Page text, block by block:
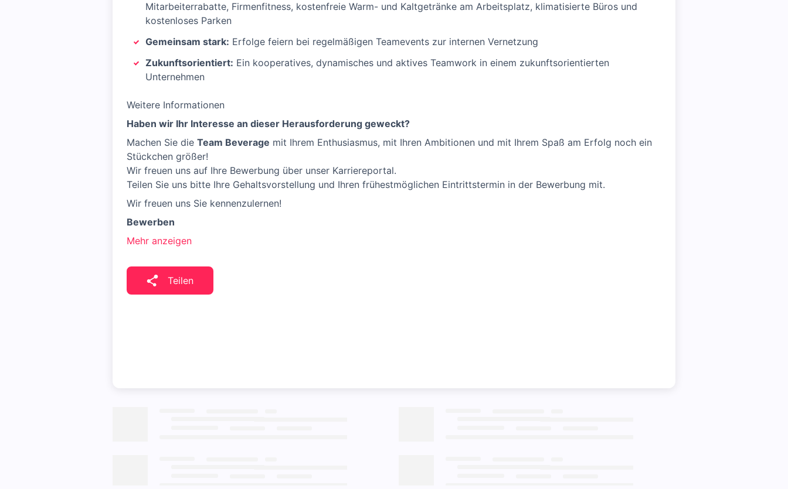
Mitarbeiterrabatte, Firmenfitness, kostenfreie Warm- und Kaltgetränke am Arbeitsplatz, klimatisierte Büros und
kostenloses Parken
Gemeinsam stark: Erfolge feiern bei regelmäßigen Teamevents zur internen Vernetzung
Zukunftsorientiert: Ein kooperatives, dynamisches und aktives Teamwork in einem zukunftsorientierten
Unternehmen
Weitere Informationen
Haben wir Ihr Interesse an dieser Herausforderung geweckt?
Machen Sie die Team Beverage mit Ihrem Enthusiasmus, mit Ihren Ambitionen und mit Ihrem Spaß am Erfolg noch ein
Stückchen größer!
Wir freuen uns auf Ihre Bewerbung über unser Karriereportal.
Teilen Sie uns bitte Ihre Gehaltsvorstellung und Ihren frühestmöglichen Eintrittstermin in der Bewerbung mit.
Wir freuen uns Sie kennenzulernen!
Bewerben
Mehr anzeigen
Teilen